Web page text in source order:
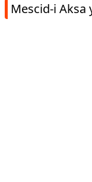
Mescid-i Aksa